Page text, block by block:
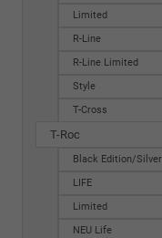
Limited
R-Line
R-Line Limited
Style
T-Cross
T-Roc
Black Edition/
LIFE
Limited
NEU Life